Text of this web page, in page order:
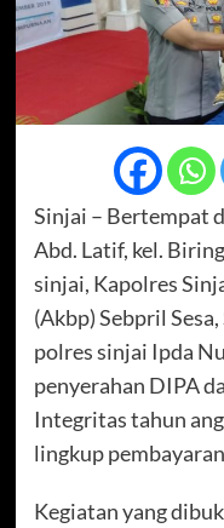
Sinjai – Bertempat
Abd. Latif, kel.
sinjai, Kapolres
(Akbp) Sebpril
polres sinjai Ipda
penyerahan DIPA
Integritas tahun
lingkup
Kegiatan yang